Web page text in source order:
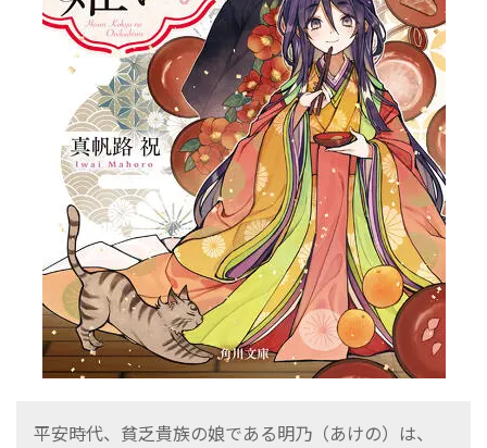
平安時代、貧乏貴族の娘である明乃（あけの）は、